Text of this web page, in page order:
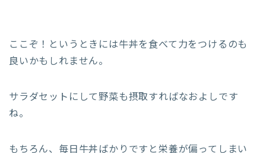
ここぞ！というときには牛丼を食べて力をつけるのも
良いかもしれません。
サラダセットにして野菜も摂取すればなおよしです
ね。
もちろん、毎日牛丼ばかりですと栄養が偏ってしまい